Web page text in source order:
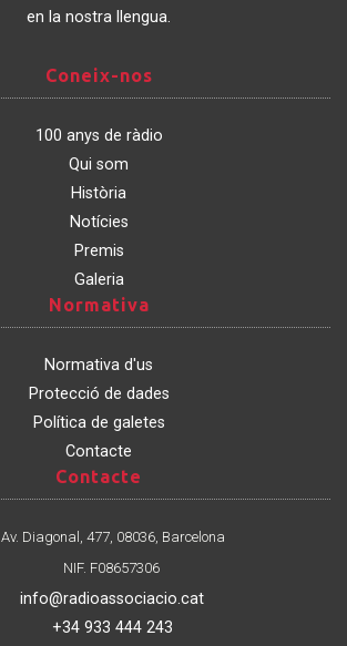
en la nostra llengua.
Coneix-nos
100 anys de ràdio
Qui som
Història
Notícies
Premis
Galeria
Normativa
Normativa d'us
Protecció de dades
Política de galetes
Contacte
Contacte
Av. Diagonal, 477, 08036, Barcelona
NIF. F08657306
info@radioassociacio.cat
+34 933 444 243